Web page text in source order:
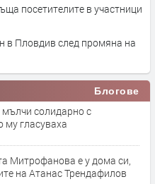
посетителите в участници
в Пловдив след промяна на
Блогове
солидарно с
му гласуваха
Митрофанова е у дома си,
на Атанас Трендафилов